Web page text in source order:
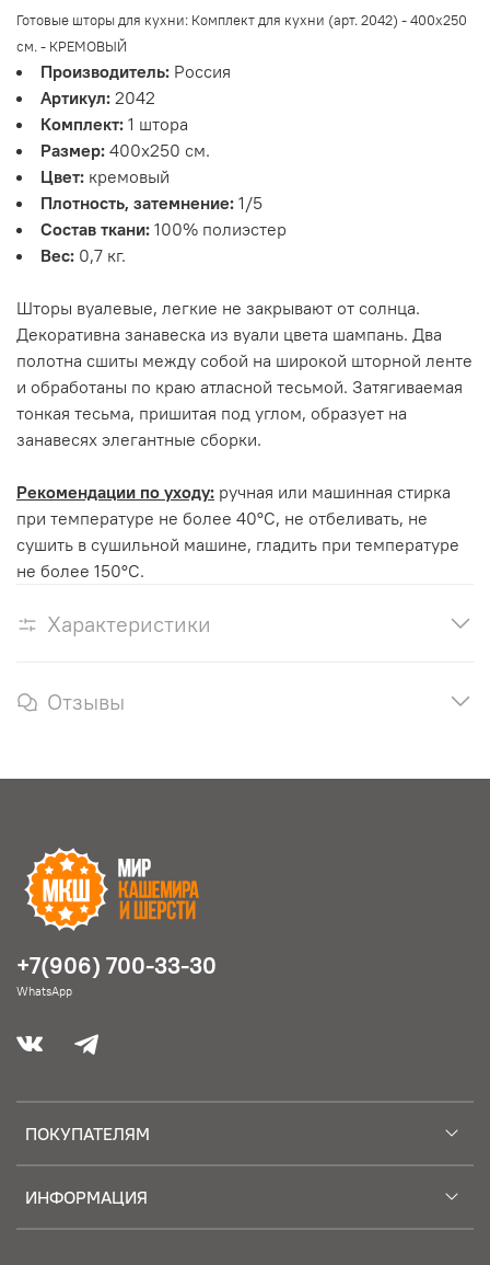
Готовые шторы для кухни: Комплект для кухни (арт. 2042) - 400х250
см. - КРЕМОВЫЙ
Производитель: Россия
Артикул: 2042
Комплект: 1 штора
Размер: 400х250 см.
Цвет: кремовый
Плотность, затемнение: 1/5
Состав ткани: 100% полиэстер
Вес: 0,7 кг.
Шторы вуалевые, легкие не закрывают от солнца.
Декоративна занавеска из вуали цвета шампань. Два
полотна сшиты между собой на широкой шторной ленте
и обработаны по краю атласной тесьмой. Затягиваемая
тонкая тесьма, пришитая под углом, образует на
занавесях элегантные сборки.
Рекомендации по уходу: ручная или машинная стирка
при температуре не более 40°С, не отбеливать, не
сушить в сушильной машине, гладить при температуре
не более 150°С.
Характеристики
Отзывы
ПОКУПАТЕЛЯМ
ИНФОРМАЦИЯ
+7(906) 700-33-30
WhatsApp